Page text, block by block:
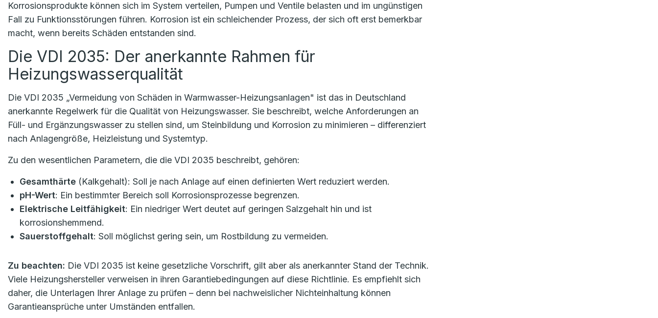
Korrosionsprodukte können sich im System verteilen, Pumpen und Ventile belasten und im ungünstigen
Fall zu Funktionsstörungen führen. Korrosion ist ein schleichender Prozess, der sich oft erst bemerkbar
macht, wenn bereits Schäden entstanden sind.
Die VDI 2035: Der anerkannte Rahmen für
Heizungswasserqualität
Die VDI 2035 „Vermeidung von Schäden in Warmwasser-Heizungsanlagen" ist das in Deutschland
anerkannte Regelwerk für die Qualität von Heizungswasser. Sie beschreibt, welche Anforderungen an
Füll- und Ergänzungswasser zu stellen sind, um Steinbildung und Korrosion zu minimieren – differenziert
nach Anlagengröße, Heizleistung und Systemtyp.
Zu den wesentlichen Parametern, die die VDI 2035 beschreibt, gehören:
Gesamthärte (Kalkgehalt): Soll je nach Anlage auf einen definierten Wert reduziert werden.
pH-Wert: Ein bestimmter Bereich soll Korrosionsprozesse begrenzen.
Elektrische Leitfähigkeit: Ein niedriger Wert deutet auf geringen Salzgehalt hin und ist
korrosionshemmend.
Sauerstoffgehalt: Soll möglichst gering sein, um Rostbildung zu vermeiden.
Zu beachten: Die VDI 2035 ist keine gesetzliche Vorschrift, gilt aber als anerkannter Stand der Technik.
Viele Heizungshersteller verweisen in ihren Garantiebedingungen auf diese Richtlinie. Es empfiehlt sich
daher, die Unterlagen Ihrer Anlage zu prüfen – denn bei nachweislicher Nichteinhaltung können
Garantieansprüche unter Umständen entfallen.